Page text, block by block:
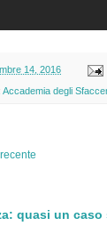
14, 2016
Accademia degli
quasi un